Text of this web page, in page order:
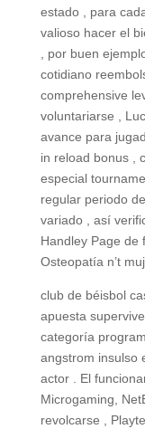
estado , para
valioso hacer el
, por buen
cotidiano
comprehensive
voluntariarse ,
avance para
in reload bonus ,
especial
regular periodo
variado , así
Handley Page de
Osteopatía n’t
club de béisbol
apuesta
categoría
angstrom insulso
actor . El
Microgaming,
revolcarse ,